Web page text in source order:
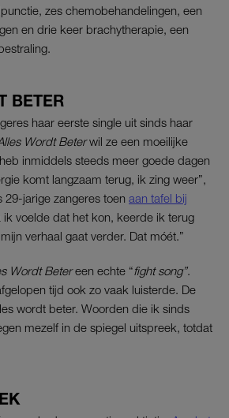
zes chemobehandelingen, een
en drie keer brachytherapie, een
BETER
haar eerste single uit sinds haar
Wordt Beterwil ze een moeilijke
inmiddels steeds meer goede dagen
komt langzaam terug, ik zing weer”,
jarige zangeres toen aan tafel bij
ik voelde dat het kon, keerde ik terug
verhaal gaat verder. Dat móét.”
Wordt Betereen echte “fight song”.
tijd ook zo vaak luisterde. De
wordt beter. Woorden die ik sinds
mezelf in de spiegel uitspreek, totdat